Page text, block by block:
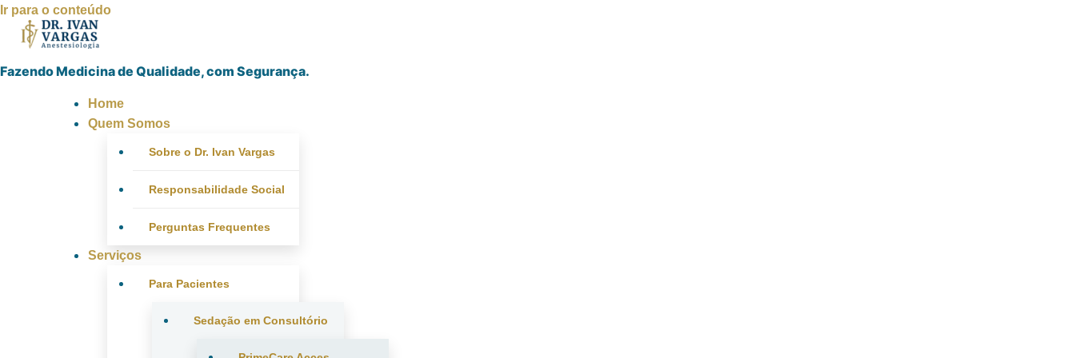
Ir para o conteúdo
Fazendo Medicina de Qualidade, com Segurança.
Home
Quem Somos
Sobre o Dr. Ivan Vargas
Responsabilidade Social
Perguntas Frequentes
Serviços
Para Pacientes
Sedação em Consultório